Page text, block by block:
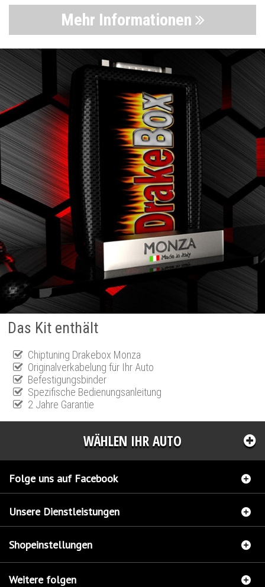
Mehr Informationen
Das Kit enthält
Chiptuning Drakebox Monza
Originalverkabelung für Ihr Auto
Befestigungsbinder
Spezifische Bedienungsanleitung
2 Jahre Garantie
WÄHLEN IHR AUTO
Folge uns auf Facebook
Unsere Dienstleistungen
Shopeinstellungen
Weitere folgen